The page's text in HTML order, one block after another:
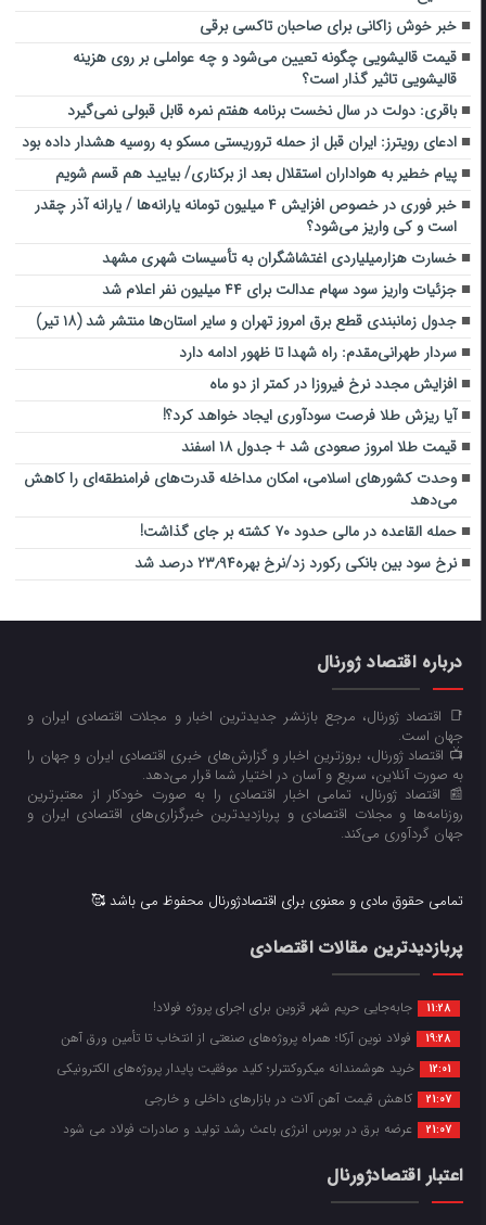
خبر خوش زاکانی برای صاحبان تاکسی برقی
قیمت قالیشویی چگونه تعیین می‌‎شود و چه عواملی بر روی هزینه
قالیشویی تاثیر گذار است؟
باقری: دولت در سال نخست برنامه هفتم نمره قابل قبولی نمی‌گیرد
ادعای رویترز: ایران قبل از حمله تروریستی مسکو به روسیه هشدار داده بود
پیام خطیر به هواداران استقلال بعد از برکناری/ بیایید هم قسم شویم
خبر فوری در خصوص افزایش ۴ میلیون تومانه یارانه‌ها / یارانه آذر چقدر
است و کی واریز می‌شود؟
خسارت هزارمیلیاردی اغتشاشگران به تأسیسات شهری مشهد
جزئیات واریز سود سهام عدالت برای ۴۴ میلیون نفر اعلام شد
جدول زمانبندی قطع برق امروز تهران و سایر استان‌ها منتشر شد (۱۸ تیر)
سردار طهرانی‌مقدم: راه شهدا تا ظهور ادامه دارد
افزایش مجدد نرخ فیروزا در کمتر از دو ماه
آیا ریزش طلا فرصت سودآوری ایجاد خواهد کرد؟!
قیمت طلا امروز صعودی شد + جدول ۱۸ اسفند
وحدت کشورهای اسلامی، امکان مداخله قدرت‌های فرامنطقه‌ای را کاهش
می‌دهد
حمله القاعده در مالی حدود ۷۰ کشته بر جای گذاشت!
نرخ سود بین بانکی رکورد زد/نرخ بهره۲۳٫۹۴ درصد شد
درباره اقتصاد ژورنال
📑 اقتصاد ژورنال، مرجع بازنشر جدیدترین اخبار و مجلات اقتصادی ایران و
جهان است.
📺 اقتصاد ژورنال، بروزترین اخبار و گزارش‌های خبری اقتصادی ایران و جهان را
به صورت آنلاین، سریع و آسان در اختیار شما قرار می‌‌دهد.
📰 اقتصاد ژورنال، تمامی اخبار اقتصادی را به صورت خودکار از معتبرترین
روزنامه‌ها و مجلات اقتصادی و پربازدیدترین خبرگزاری‌های اقتصادی ایران و
جهان گردآوری می‌کند.
تمامی حقوق مادی و معنوی برای اقتصادژورنال محفوظ می باشد 🥰
پربازدیدترین مقالات اقتصادی
11:28 جابه‌جایی حریم شهر قزوین برای اجرای پروژه فولاد!
19:28 فولاد نوین آرکا؛ همراه پروژه‌های صنعتی از انتخاب تا تأمین ورق آهن
12:01 خرید هوشمندانه میکروکنترلر؛ کلید موفقیت پایدار پروژه‌های الکترونیکی
21:07 کاهش قیمت آهن آلات در بازارهای داخلی و خارجی
21:07 عرضه برق در بورس انرژی باعث رشد تولید و صادرات فولاد می شود
اعتبار اقتصادژورنال